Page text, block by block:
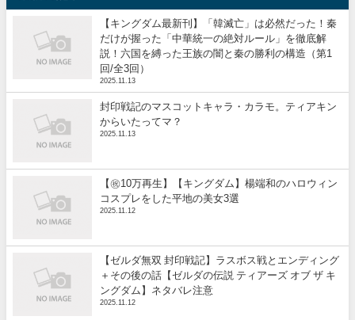
【キングダム最新刊】「韓滅亡」は必然だった！秦
だけが握った「中華統一の絶対ルール」を徹底解
説！六国を縛った王族の闇と秦の勝利の構造（第1
回/全3回）
2025.11.13
封印戦記のマスコットキャラ・カラモ。ティアキン
からいたってマ？
2025.11.13
【㊗️10万再生】【キングダム】楊端和のハロウィン
コスプレをした平地の美女3選
2025.11.12
【ゼルダ無双 封印戦記】ラスボス戦とエンディング
＋その後の話【ゼルダの伝説 ティアーズ オブ ザ キ
ングダム】ネタバレ注意
2025.11.12